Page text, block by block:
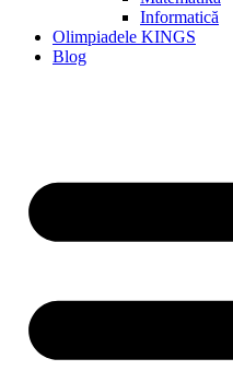
Informatică
Olimpiadele KINGS
Blog